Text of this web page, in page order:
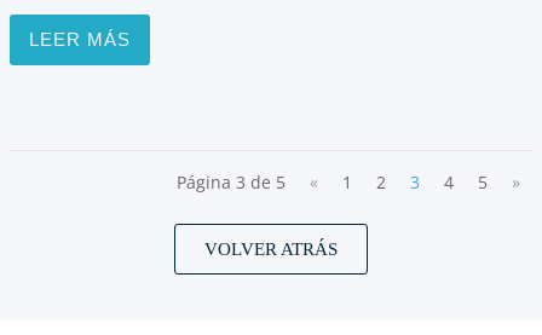
LEER MÁS
Página 3 de 5 « 1 2 3 4 5 »
VOLVER ATRÁS